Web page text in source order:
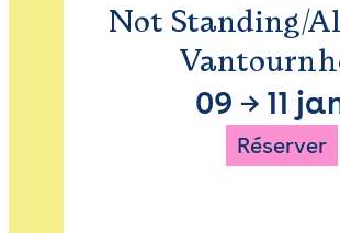
Not Standing/
09 → 11
Réserver